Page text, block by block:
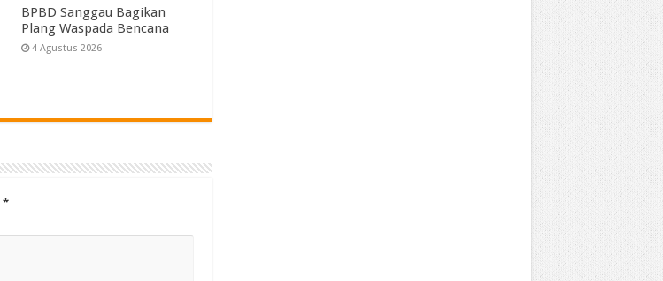
BPBD Sanggau Bagikan
Plang Waspada Bencana
4 Agustus 2026
*